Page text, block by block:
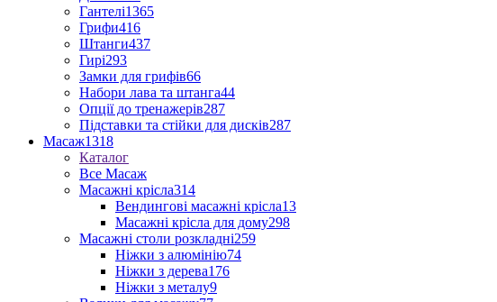
Гантелі1365
Грифи416
Штанги437
Гирі293
Замки для грифів66
Набори лава та штанга44
Опції до тренажерів287
Підставки та стійки для дисків287
Масаж1318
Каталог
Все Масаж
Масажні крісла314
Вендингові масажні крісла13
Масажні крісла для дому298
Масажні столи розкладні259
Ніжки з алюмінію74
Ніжки з дерева176
Ніжки з металу9